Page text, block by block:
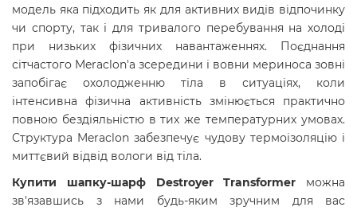
модель яка підходить як для активних видів відпочинку
чи спорту, так і для тривалого перебування на холоді
при низьких фізичних навантаженнях. Поєднання
сітчастого Meraclon'а зсередини і вовни мериноса зовні
запобігає охолодженню тіла в ситуаціях, коли
інтенсивна фізична активність змінюється практично
повною бездіяльністю в тих же температурних умовах.
Структура Meraclon забезпечує чудову термоізоляцію і
миттєвий відвід вологи від тіла.
Купити шапку-шарф Destroyer Transformer
можна
зв'язавшись з нами будь-яким зручним для вас